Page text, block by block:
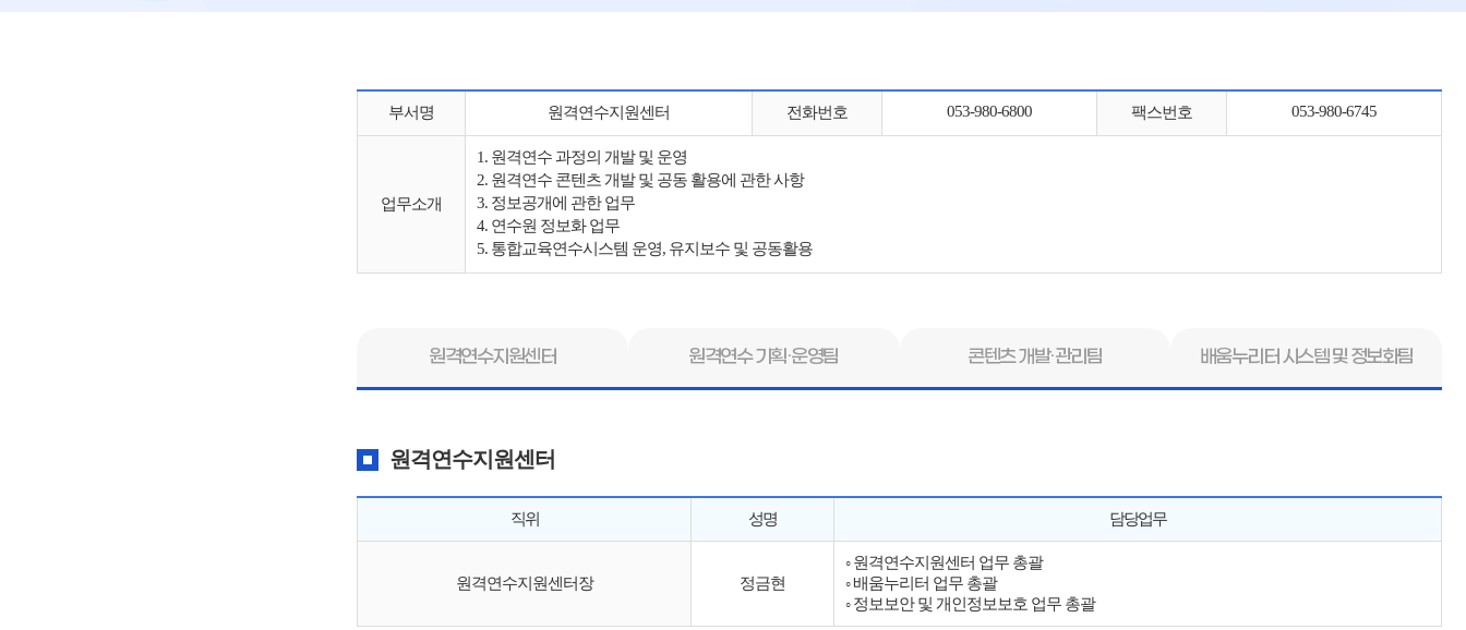
부서명 원격연수지원센터 전화번호 053-980-6800 팩스번호 053-980-6745
업무소개
1. 원격연수 과정의 개발 및 운영
2. 원격연수 콘텐츠 개발 및 공동 활용에 관한 사항
3. 정보공개에 관한 업무
4. 연수원 정보화 업무
5. 통합교육연수시스템 운영, 유지보수 및 공동활용
원격연수지원센터 원격연수 기획·운영팀 콘텐츠 개발·관리팀 배움누리터 시스템 및 정보화팀
원격연수지원센터
직위 성명 담당업무
원격연수지원센터장 정금현
◦ 원격연수지원센터 업무 총괄
◦ 배움누리터 업무 총괄
◦ 정보보안 및 개인정보보호 업무 총괄